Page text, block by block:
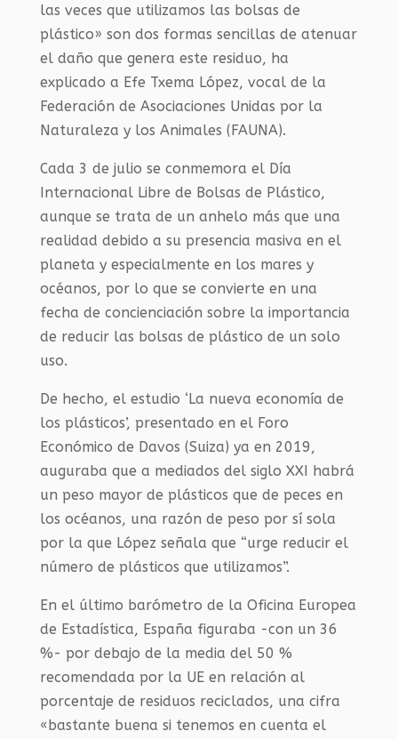
las veces que utilizamos las bolsas de
plástico» son dos formas sencillas de atenuar
el daño que genera este residuo, ha
explicado a Efe Txema López, vocal de la
Federación de Asociaciones Unidas por la
Naturaleza y los Animales (FAUNA).
Cada 3 de julio se conmemora el Día
Internacional Libre de Bolsas de Plástico,
aunque se trata de un anhelo más que una
realidad debido a su presencia masiva en el
planeta y especialmente en los mares y
océanos, por lo que se convierte en una
fecha de concienciación sobre la importancia
de reducir las bolsas de plástico de un solo
uso.
De hecho, el estudio ‘La nueva economía de
los plásticos’, presentado en el Foro
Económico de Davos (Suiza) ya en 2019,
auguraba que a mediados del siglo XXI habrá
un peso mayor de plásticos que de peces en
los océanos, una razón de peso por sí sola
por la que López señala que “urge reducir el
número de plásticos que utilizamos”.
En el último barómetro de la Oficina Europea
de Estadística, España figuraba -con un 36
%- por debajo de la media del 50 %
recomendada por la UE en relación al
porcentaje de residuos reciclados, una cifra
«bastante buena si tenemos en cuenta el